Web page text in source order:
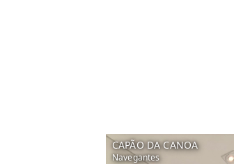
CAPÃO DA CANOA
Navegantes